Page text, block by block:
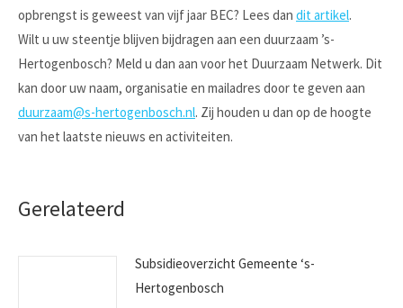
opbrengst is geweest van vijf jaar BEC? Lees dan dit artikel.
Wilt u uw steentje blijven bijdragen aan een duurzaam ’s-
Hertogenbosch? Meld u dan aan voor het Duurzaam Netwerk. Dit
kan door uw naam, organisatie en mailadres door te geven aan
duurzaam@s-hertogenbosch.nl. Zij houden u dan op de hoogte
van het laatste nieuws en activiteiten.
Gerelateerd
Subsidieoverzicht Gemeente ‘s-
Hertogenbosch